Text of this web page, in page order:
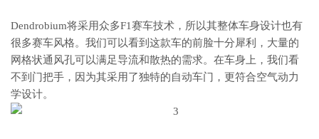
Dendrobium将采用众多F1赛车技术，所以其整体车身设计也有
很多赛车风格。我们可以看到这款车的前脸十分犀利，大量的
网格状通风孔可以满足导流和散热的需求。在车身上，我们看
不到门把手，因为其采用了独特的自动车门，更符合空气动力
学设计。